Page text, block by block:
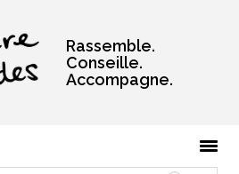
Rassemble.
Conseille.
Accompagne.